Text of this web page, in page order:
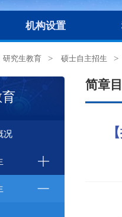
机构设置
研究生教育 硕士自主招生
况
简章